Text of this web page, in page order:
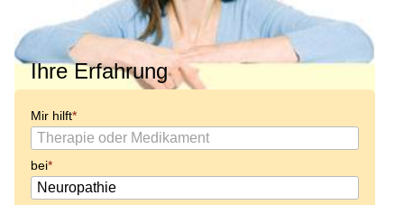
Ihre Erfahrung
Mir hilft
bei